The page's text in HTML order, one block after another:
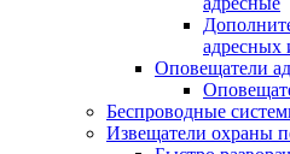
адресных
Оповещатели
Беспроводные
Извещатели охраны